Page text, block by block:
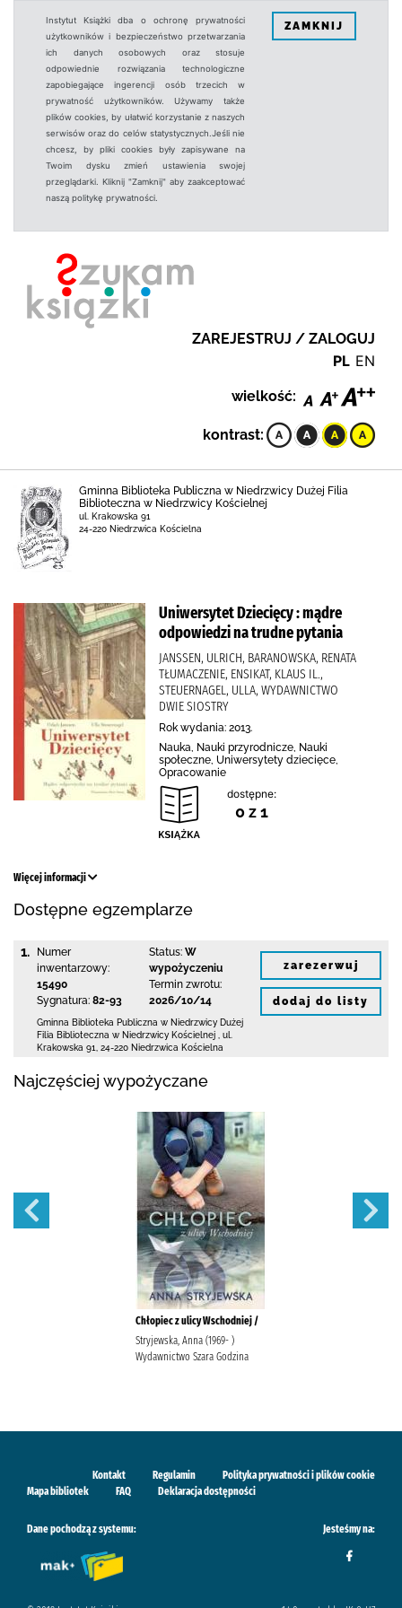
Instytut Książki dba o ochronę prywatności
użytkowników i bezpieczeństwo przetwarzania
ich danych osobowych oraz stosuje
odpowiednie rozwiązania technologiczne
zapobiegające ingerencji osób trzecich w
prywatność użytkowników. Używamy także
plików cookies, by ułatwić korzystanie z naszych
serwisów oraz do celów statystycznych.Jeśli nie
chcesz, by pliki cookies były zapisywane na
Twoim dysku zmień ustawienia swojej
przeglądarki. Kliknij "Zamknij" aby zaakceptować
naszą politykę prywatności.
ZAMKNIJ
ZAREJESTRUJ / ZALOGUJ
PL EN
wielkość:
kontrast:
Gminna Biblioteka Publiczna w Niedrzwicy Dużej Filia
Biblioteczna w Niedrzwicy Kościelnej
ul. Krakowska 91
24-220 Niedrzwica Kościelna
Uniwersytet Dziecięcy : mądre
odpowiedzi na trudne pytania
JANSSEN, ULRICH, BARANOWSKA, RENATA
TŁUMACZENIE, ENSIKAT, KLAUS IL.,
STEUERNAGEL, ULLA, WYDAWNICTWO
DWIE SIOSTRY
Rok wydania: 2013.
Nauka, Nauki przyrodnicze, Nauki
społeczne, Uniwersytety dziecięce,
Opracowanie
dostępne:
0 z 1
Więcej informacji
Dostępne egzemplarze
1.
Numer
inwentarzowy:
15490
Sygnatura: 82-93
Status: W
wypożyczeniu
Termin zwrotu:
2026/10/14
Gminna Biblioteka Publiczna w Niedrzwicy Dużej
Filia Biblioteczna w Niedrzwicy Kościelnej
ul.
Krakowska 91
24-220 Niedrzwica Kościelna
zarezerwuj
dodaj do listy
Najczęściej wypożyczane
Chłopiec z ulicy Wschodniej /
Stryjewska, Anna (1969- )
Wydawnictwo Szara Godzina
Kontakt Regulamin
Polityka prywatności i plików cookie
Mapa bibliotek
FAQ Deklaracja dostępności
Dane pochodzą z systemu: Jesteśmy na: